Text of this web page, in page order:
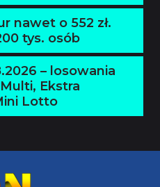
nawet o 552 zł.
tys. osób
– losowania
Ekstra
Lotto